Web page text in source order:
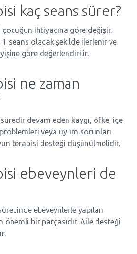
kaç seans sürer?
ihtiyacına göre değişir.
seans olacak şekilde ilerlenir ve
göre değerlendirilir.
ne zaman
devam eden kaygı, öfke, içe
veya uyum sorunları
terapisi desteği düşünülmelidir.
ebeveynleri de
ebeveynlerle yapılan
önemli bir parçasıdır. Aile desteği